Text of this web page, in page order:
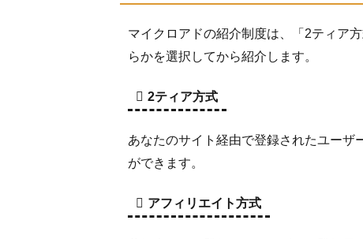
マイクロアドの紹介制度は、「2ティア
らかを選択してから紹介します。
2ティア方式
あなたのサイト経由で登録されたユーザ
ができます。
アフィリエイト方式